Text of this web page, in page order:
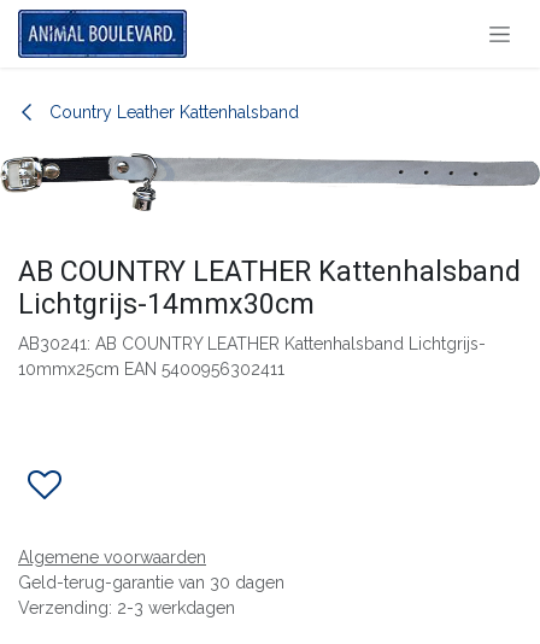
Overslaan naar inhoud
Country Leather Kattenhalsband
AB COUNTRY LEATHER Kattenhalsband
Lichtgrijs-14mmx30cm
AB30241: AB COUNTRY LEATHER Kattenhalsband Lichtgrijs-
10mmx25cm EAN 5400956302411
Algemene voorwaarden
Geld-terug-garantie van 30 dagen
Verzending: 2-3 werkdagen